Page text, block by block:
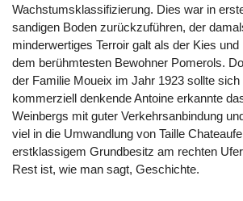
Wachstumsklassifizierung. Dies war in
sandigen Boden zurückzuführen, der
minderwertiges Terroir galt als der Kies
dem berühmtesten Bewohner Pomerols.
der Familie Moueix im Jahr 1923 sollte
kommerziell denkende Antoine erkannte
Weinbergs mit guter Verkehrsanbindung
viel in die Umwandlung von Taille
erstklassigem Grundbesitz am rechten
Rest ist, wie man sagt, Geschichte.